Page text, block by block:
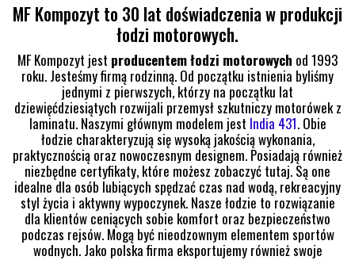
MF Kompozyt to 30 lat doświadczenia w produkcji
łodzi motorowych.
MF Kompozyt jest producentem łodzi motorowych od 1993
roku. Jesteśmy firmą rodzinną. Od początku istnienia byliśmy
jednymi z pierwszych, którzy na początku lat
dziewięćdziesiątych rozwijali przemysł szkutniczy motorówek z
laminatu. Naszymi głównym modelem jest India 431. Obie
łodzie charakteryzują się wysoką jakością wykonania,
praktycznością oraz nowoczesnym designem. Posiadają również
niezbędne certyfikaty, które możesz zobaczyć tutaj. Są one
idealne dla osób lubiących spędzać czas nad wodą, rekreacyjny
styl życia i aktywny wypoczynek. Nasze łodzie to rozwiązanie
dla klientów ceniących sobie komfort oraz bezpieczeństwo
podczas rejsów. Mogą być nieodzownym elementem sportów
wodnych. Jako polska firma eksportujemy również swoje